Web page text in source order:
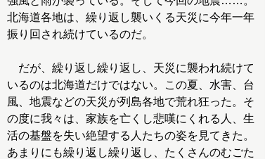
北海道各地は、繰り返し襲いくる天災に今年一年
振り回され続けているのだ。
だが、繰り返し繰り返し、天災に襲われ続けて
いるのは北海道だけではない。この夏、水害、台
風、地震などの天災が列島各地で荒れ狂った。そ
の度に我々は、家族を亡くし悲嘆にくれる人、生
活の基盤を失い絶望する人たちの姿を見てきた。
あまりにも繰り返し繰り返し、たくさんのむごた